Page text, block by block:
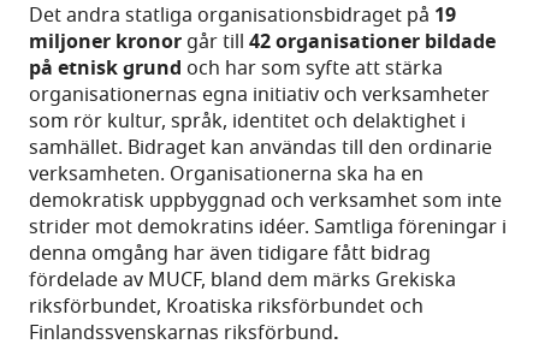
Det andra statliga organisationsbidraget på 19
miljoner kronor går till 42organisationer bildade
på etnisk grund och har som syfteatt stärka
organisationernas egna initiativ och verksamheter
som rör kultur, språk, identitet och delaktighet i
samhället. Bidraget kan användas till den ordinarie
verksamheten. Organisationerna ska ha en
demokratisk uppbyggnad och verksamhet som inte
strider mot demokratins idéer. Samtliga föreningar i
denna omgång har även tidigare fått bidrag
fördelade av MUCF, bland dem märks Grekiska
riksförbundet, Kroatiska riksförbundet och
Finlandssvenskarnas riksförbund.